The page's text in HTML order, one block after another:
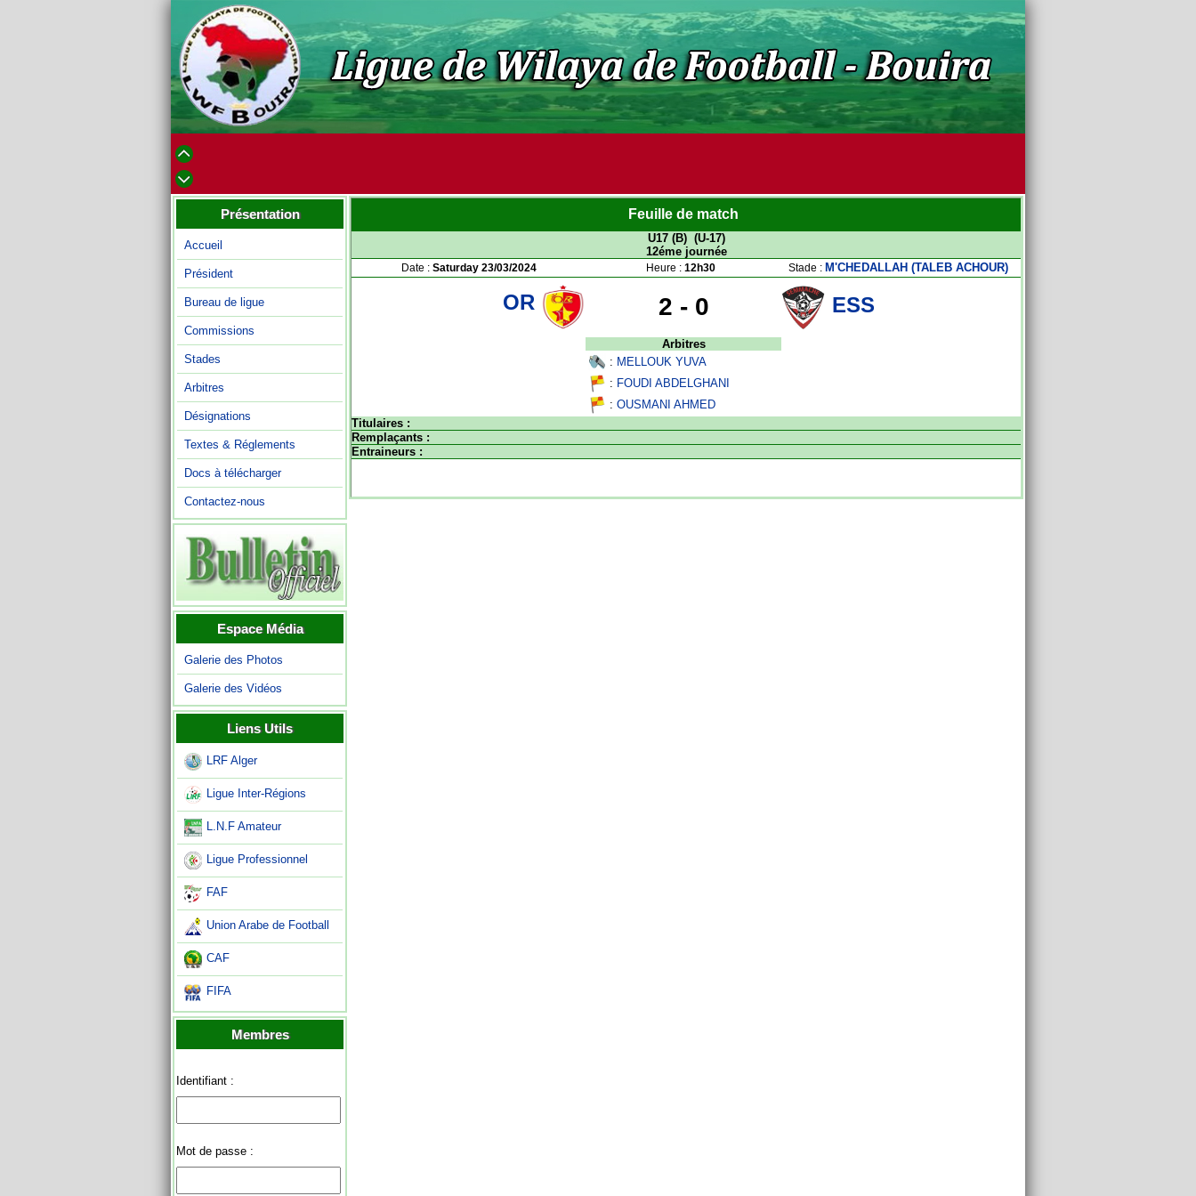
Présentation
Accueil
Président
Bureau de ligue
Commissions
Stades
Arbitres
Désignations
Textes & Réglements
Docs à télécharger
Contactez-nous
Espace Média
Galerie des Photos
Galerie des Vidéos
Liens Utils
LRF Alger
Ligue Inter-Régions
L.N.F Amateur
Ligue Professionnel
FAF
Union Arabe de Football
CAF
FIFA
Membres
Identifiant :
Mot de passe :
Feuille de match
U17 (B) (U-17)
12éme journée
Date : Saturday 23/03/2024 Heure : 12h30 Stade : M'CHEDALLAH (TALEB ACHOUR)
OR 2 -0 ESS
Arbitres
: MELLOUK YUVA
: FOUDI ABDELGHANI
: OUSMANI AHMED
Titulaires :
Remplaçants :
Entraineurs :